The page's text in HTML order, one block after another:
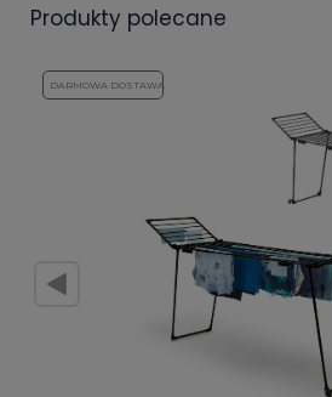
produkty polecane
DARMOWA DOSTAWA